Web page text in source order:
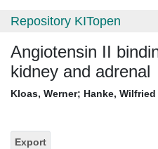
Repository KITopen
Angiotensin II
kidney and adrenal
Kloas, Werner; Hanke, Wilfried
Export